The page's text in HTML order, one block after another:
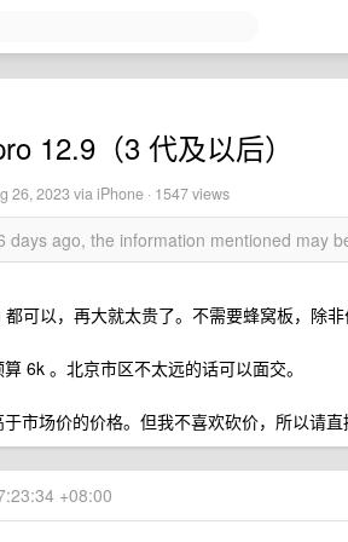
12.9（3 代及以后）
26, 2023 via iPhone · 1547 views
days ago, the information mentioned may
可以，再大就太贵了。不需要蜂窝板，除非
6k 。北京市区不太远的话可以面交。
于市场价的价格。但我不喜欢砍价，所以请直
+08:00